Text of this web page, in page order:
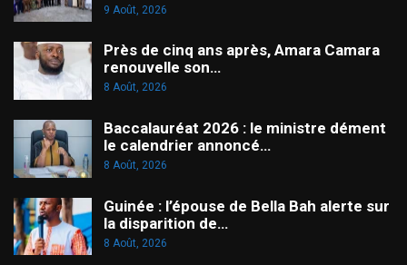
9 Août, 2026
Près de cinq ans après, Amara Camara
renouvelle son…
8 Août, 2026
Baccalauréat 2026 : le ministre dément
le calendrier annoncé…
8 Août, 2026
Guinée : l’épouse de Bella Bah alerte sur
la disparition de…
8 Août, 2026